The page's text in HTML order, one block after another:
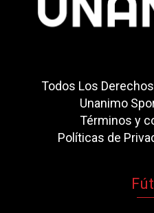
Todos Los
Unanimo
Términos y
Políticas de